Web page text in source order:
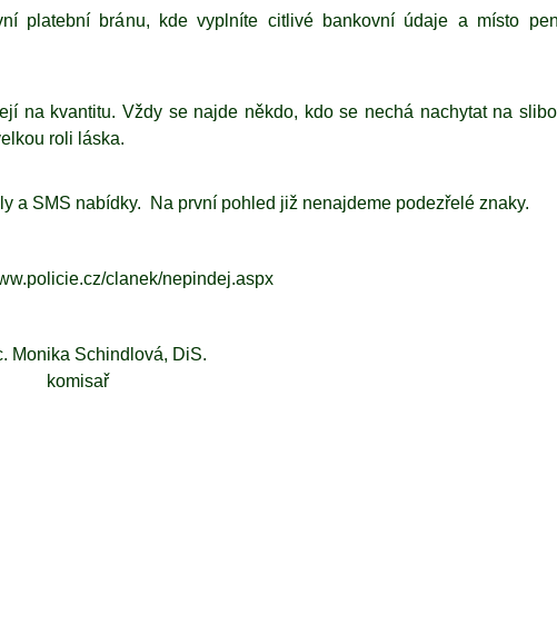
platební bránu, kde vyplníte citlivé bankovní údaje a místo
na kvantitu. Vždy se najde někdo, kdo se nechá nachytat na
roli láska.
a SMS nabídky. Na první pohled již nenajdeme podezřelé znaky.
clanek/nepindej.aspx
Monika Schindlová, DiS.
komisař